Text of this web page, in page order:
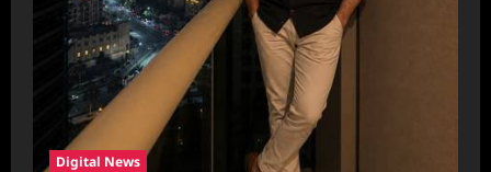
Digital News